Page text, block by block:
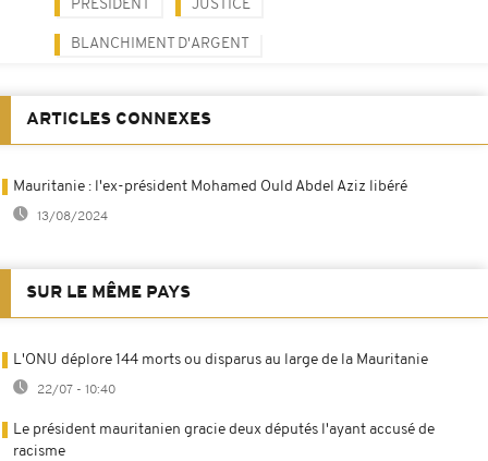
PRÉSIDENT JUSTICE
BLANCHIMENT D'ARGENT
ARTICLES CONNEXES
Mauritanie : l'ex-président Mohamed Ould Abdel Aziz libéré
13/08/2024
SUR LE MÊME PAYS
L'ONU déplore 144 morts ou disparus au large de la Mauritanie
22/07 - 10:40
Le président mauritanien gracie deux députés l'ayant accusé de
racisme